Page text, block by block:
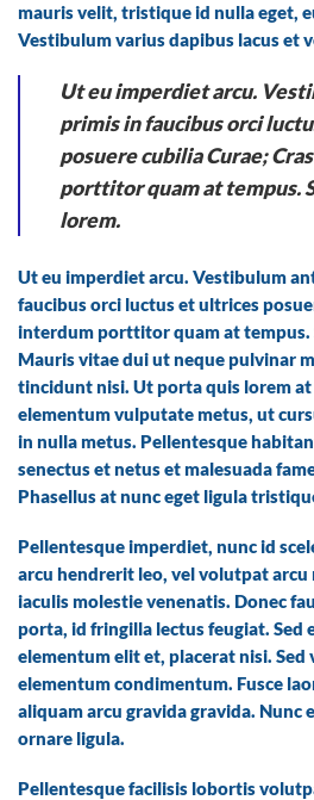
mauris velit, tristique id nulla eget,
Vestibulum varius dapibus lacus et
Ut eu imperdiet arcu.
primis in faucibus orci
posuere cubilia Curae;
porttitor quam at tempus.
lorem.
Ut eu imperdiet arcu. Vestibulum
faucibus orci luctus et ultrices
interdum porttitor quam at tempus.
Mauris vitae dui ut neque pulvinar
tincidunt nisi. Ut porta quis lorem
elementum vulputate metus, ut
in nulla metus. Pellentesque
senectus et netus et malesuada
Phasellus at nunc eget ligula
Pellentesque imperdiet, nunc id
arcu hendrerit leo, vel volutpat arcu
iaculis molestie venenatis. Donec
porta, id fringilla lectus feugiat. Sed
elementum elit et, placerat nisi. Sed
elementum condimentum. Fusce
aliquam arcu gravida gravida. Nunc
ornare ligula.
Pellentesque facilisis lobortis